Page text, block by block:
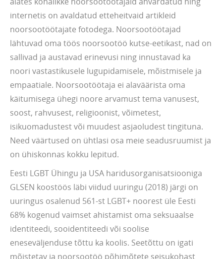
internetis on avaldatud etteheitvaid artikleid
noorsootöötajate fotodega. Noorsootöötajad
lähtuvad oma töös noorsootöö kutse-eetikast, nad on
sallivad ja austavad erinevusi ning innustavad ka
noori vastastikusele lugupidamisele, mõistmisele ja
empaatiale. Noorsootöötaja ei alaväärista oma
käitumisega ühegi noore arvamust tema vanusest,
soost, rahvusest, religioonist, võimetest,
isikuomadustest või muudest asjaoludest tingituna.
Need väärtused on ühtlasi osa meie seadusruumist ja
on ühiskonnas kokku lepitud.
Eesti LGBT Ühingu ja USA haridusorganisatsiooniga
GLSEN koostöös läbi viidud uuringu (2018) järgi on
uuringus osalenud 561-st LGBT+ noorest üle Eesti
68% kogenud vaimset ahistamist oma seksuaalse
identiteedi, sooidentiteedi või soolise
eneseväljenduse tõttu ka koolis. Seetõttu on igati
mõistetav ja noorsootöö põhimõtete seisukohast